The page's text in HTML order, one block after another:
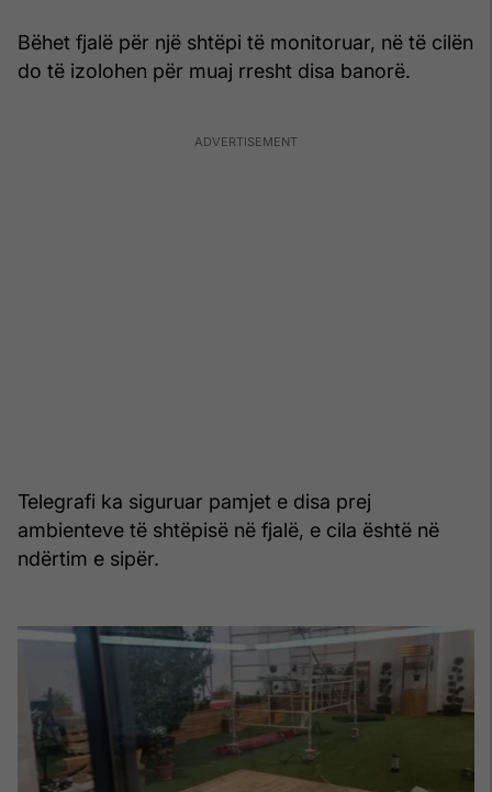
Bëhet fjalë për një shtëpi të monitoruar, në të cilën
do të izolohen për muaj rresht disa banorë.
Telegrafi ka siguruar pamjet e disa prej
ambienteve të shtëpisë në fjalë, e cila është në
ndërtim e sipër.